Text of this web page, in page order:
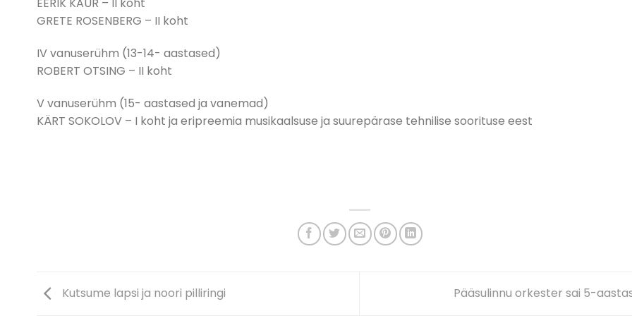
EERIK KAUR – II koht
GRETE ROSENBERG – II koht
IV vanuserühm (13-14- aastased)
ROBERT OTSING – II koht
V vanuserühm (15- aastased ja vanemad)
KÄRT SOKOLOV – I koht ja eripreemia musikaalsuse ja suurepärase tehnilise soorituse eest
Kutsume lapsi ja noori pilliringi Pääsulinnu orkester sai 5-